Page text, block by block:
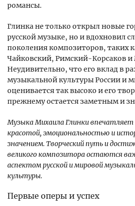
романсы.
Глинка не только открыл новые
русской музыке, но и вдохновил
поколения композиторов, таких
Чайковский, Римский-Корсаков и
Неудивительно, что его вклад в
музыкальной культуры России и
оценивается так высоко и его
прежнему остается заметным и
Музыка Михаила Глинки впечатляет
красотой, эмоциональностью и
значением. Творческий путь и
великого композитора остаются
аспектом русской и мировой
культуры.
Первые оперы и успех